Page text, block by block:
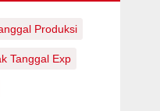
Produksi
Tanggal Exp